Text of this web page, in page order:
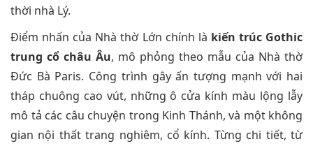
thời nhà Lý.
Điểm nhấn của Nhà thờ Lớn chính là kiến trúc Gothic
trung cổ châu Âu, mô phỏng theo mẫu của Nhà thờ
Đức Bà Paris. Công trình gây ấn tượng mạnh với hai
tháp chuông cao vút, những ô cửa kính màu lộng lẫy
mô tả các câu chuyện trong Kinh Thánh, và một không
gian nội thất trang nghiêm, cổ kính. Từng chi tiết, từ